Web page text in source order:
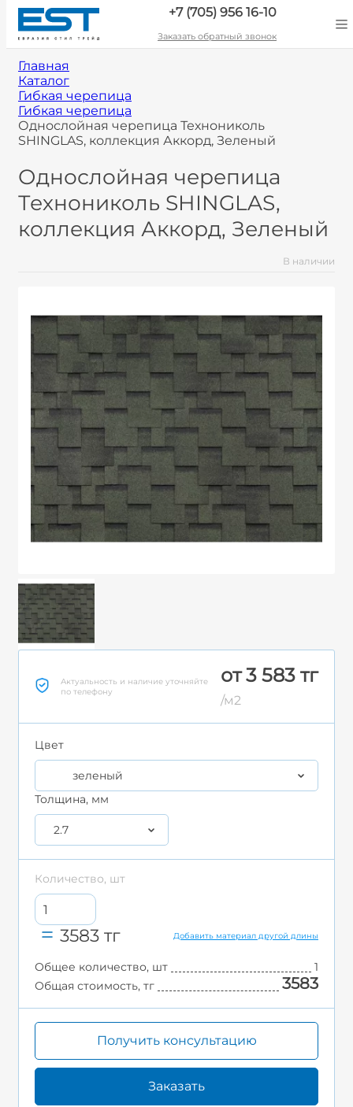
+7 (705) 956 16-10
Заказать обратный звонок
Главная
Каталог
Гибкая черепица
Гибкая черепица
Однослойная черепица Технониколь
SHINGLAS, коллекция Аккорд, Зеленый
Однослойная черепица
Технониколь SHINGLAS,
коллекция Аккорд, Зеленый
В наличии
Актуальность и наличие уточняйте
по телефону
от 3 583 тг
/м2
Цвет
зеленый
Толщина, мм
2.7
Количество, шт
3583 тг Добавить материал другой длины
Общее количество, шт
1
Общая стоимость, тг
3583
Получить консультацию
Заказать